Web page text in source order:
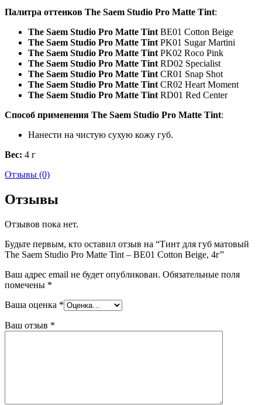
Палитра оттенков The Saem Studio Pro Matte Tint:
The Saem Studio Pro Matte Tint BE01 Cotton Beige
The Saem Studio Pro Matte Tint PK01 Sugar Martini
The Saem Studio Pro Matte Tint PK02 Roco Pink
The Saem Studio Pro Matte Tint RD02 Specialist
The Saem Studio Pro Matte Tint CR01 Snap Shot
The Saem Studio Pro Matte Tint CR02 Heart Moment
The Saem Studio Pro Matte Tint RD01 Red Center
Способ применения The Saem Studio Pro Matte Tint:
Нанести на чистую сухую кожу губ.
Вес: 4 г
Отзывы (0)
Отзывы
Отзывов пока нет.
Будьте первым, кто оставил отзыв на “Тинт для губ матовый
The Saem Studio Pro Matte Tint – BE01 Cotton Beige, 4г”
Ваш адрес email не будет опубликован. Обязательные поля
помечены *
Ваша оценка *
Ваш отзыв *